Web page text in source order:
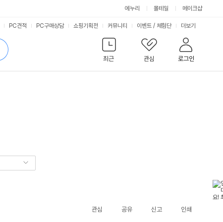
에누리 몰테일 메이크샵
최근
관심 로그인
PC견적 PC구매상담 쇼핑기획전 커뮤니티 이벤트 / 체험단 서
비
스
더보기
관심 공유 신고 인쇄